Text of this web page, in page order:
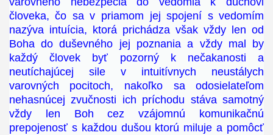
človeka, čo sa v priamom jej spojení s vedomím
nazýva intuícia, ktorá prichádza však vždy len od
Boha do duševného jej poznania a vždy mal by
každý človek byť pozorný k nečakanosti a
neutíchajúcej sile v intuitívnych neustálych
varovných pocitoch, nakoľko sa odosielateľom
nehasnúcej zvučnosti ich príchodu stáva samotný
vždy len Boh cez vzájomnú komunikačnú
prepojenosť s každou dušou ktorú miluje a pomôcť